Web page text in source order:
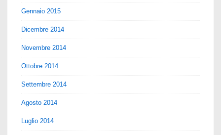
Gennaio 2015
Dicembre 2014
Novembre 2014
Ottobre 2014
Settembre 2014
Agosto 2014
Luglio 2014